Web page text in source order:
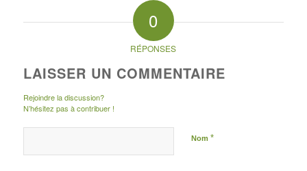
0
RÉPONSES
LAISSER UN COMMENTAIRE
Rejoindre la discussion?
N’hésitez pas à contribuer !
Nom *